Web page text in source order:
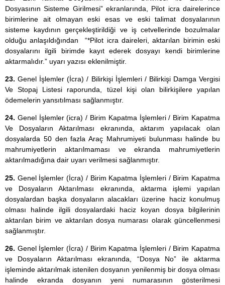
Dosyasının Sisteme Girilmesi” ekranlarında, Pilot icra dairelerince
birimlerine ait olmayan eski esas ve eski talimat dosyalarının
sisteme kaydının gerçekleştirildiği ve iş cetvellerinde bozulmalar
olduğu anlaşıldığından “*Pilot icra daireleri, aktarılan birimin eski
dosyalarını ilgili birimde kayıt ederek dosyayı kendi birimlerine
aktarmalıdır.” uyarı yazısı eklenilmiştir.
23. Genel İşlemler (İcra) / Bilirkişi İşlemleri / Bilirkişi Damga Vergisi
Ve Stopaj Listesi raporunda, tüzel kişi olan bilirkişilere yapılan
ödemelerin yansıtılması sağlanmıştır.
24. Genel İşlemler (icra) / Birim Kapatma İşlemleri / Birim Kapatma
Ve Dosyaların Aktarılması ekranında, aktarım yapılacak olan
dosyalarda 50 den fazla Araç Mahrumiyeti bulunması halinde bu
mahrumiyetlerin aktarılmaması ve ekranda mahrumiyetlerin
aktarılmadığına dair uyarı verilmesi sağlanmıştır.
25. Genel İşlemler (İcra) / Birim Kapatma İşlemleri / Birim Kapatma
ve Dosyaların Aktarılması ekranında, aktarma işlemi yapılan
dosyalardan başka dosyaların alacakları üzerine haciz konulmuş
olması halinde ilgili dosyalardaki haciz koyan dosya bilgilerinin
aktarılan birim ve aktarılan dosya numarası olarak güncellenmesi
sağlanmıştır.
26. Genel İşlemler (İcra) / Birim Kapatma İşlemleri / Birim Kapatma
ve Dosyaların Aktarılması ekranında, “Dosya No” ile aktarma
işleminde aktarılmak istenilen dosyanın yenilenmiş bir dosya olması
halinde ekranda dosyanın yeni numarasının gösterilmesi